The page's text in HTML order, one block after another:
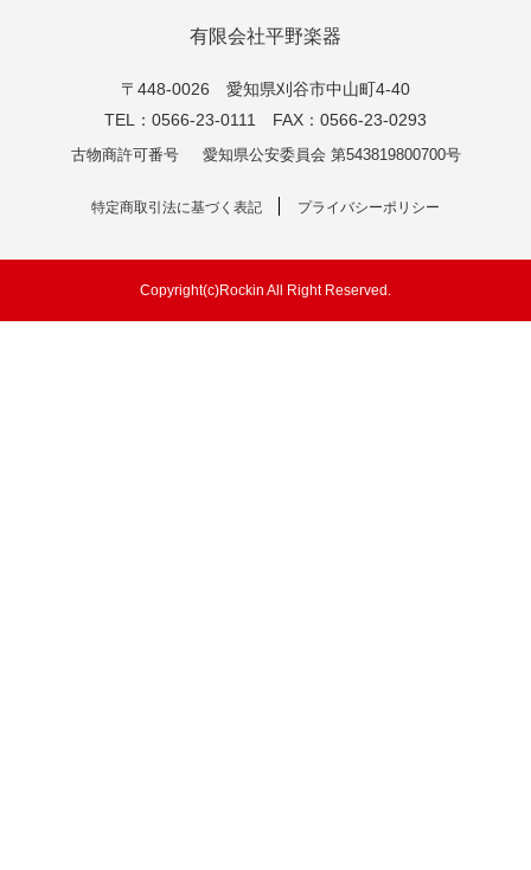
有限会社平野楽器
〒448-0026 愛知県刈谷市中山町4-40
TEL：0566-23-0111 FAX：0566-23-0293
古物商許可番号 愛知県公安委員会 第543819800700号
特定商取引法に基づく表記 プライバシーポリシー
Copyright(c)Rockin All Right Reserved.